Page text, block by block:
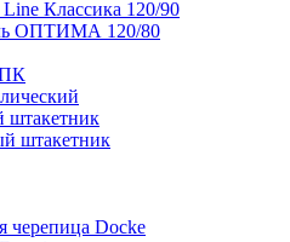
Классика 120/90
ОПТИМА 120/80
штакетник
штакетник
черепица Docke